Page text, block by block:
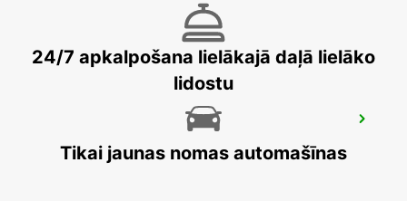
PODGORICA AIRPORT
PODGORICA - MONTENEGRO
24/7 apkalpošana lielākajā daļā lielāko
lidostu
Tikai jaunas nomas automašīnas